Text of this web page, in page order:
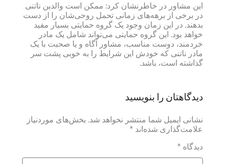
این مشاور در خاطرنشان کرد: ممکن است والدین ناتنی
در برخی از برهه‌های زمانی تحمل روحی‌شان را از دست
بدهند. در این زمان وجود یک گروه حمایتی بسیار مفید
خواهد بود. این گروه حمایتی می‌تواند شامل یک مادر
خردمند، دوست مناسب، مشاور آگاه و یا صحبت با یک
مادر ناتنی که خودش این شرایط را به خوبی پشت سر
گذاشته است، باشد.
دیدگاهتان را بنویسید
نشانی ایمیل شما منتشر نخواهد شد. بخش‌های موردنیاز
علامت‌گذاری شده‌اند *
دیدگاه *